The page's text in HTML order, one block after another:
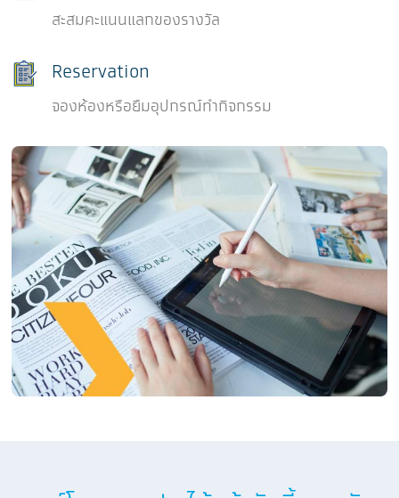
สะสมคะแนนแลกของรางวัล
Reservation
จองห้องหรือยืมอุปกรณ์ทำกิจกรรม